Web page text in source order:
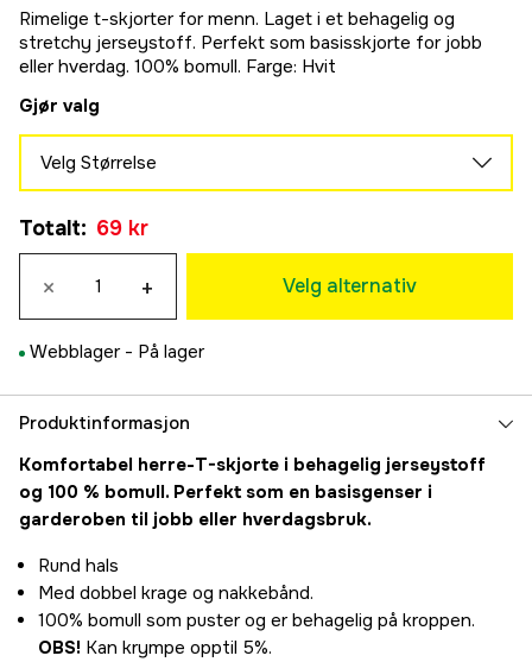
Rimelige t-skjorter for menn. Laget i et behagelig og
stretchy jerseystoff. Perfekt som basisskjorte for jobb
eller hverdag. 100% bomull. Farge: Hvit
Gjør valg
Velg Størrelse
69 kr
M
69 kr
69 kr
69 kr
XXL
3XL
69 kr
Totalt: 69 kr
× + Velg alternativ
Webblager - På lager
Produktinformasjon
Komfortabel herre-T-skjorte i behagelig jerseystoff
og 100 % bomull. Perfekt som en basisgenser i
garderoben til jobb eller hverdagsbruk.
Rund hals
Med dobbel krage og nakkebånd.
100% bomull som puster og er behagelig på kroppen.
OBS! Kan krympe opptil 5%.